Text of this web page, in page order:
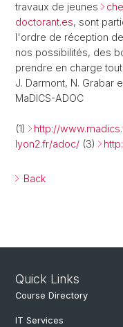
travaux de jeunes
doctorant.es, sont
l'ordre de réception
nos possibilités, des
prendre en charge
J. Darmont, N. Grabar
MaDICS-ADOC
(1) http://
lyon2.fr/adoc/ (3)
Back
Quick Links
Course Directory
IT Services